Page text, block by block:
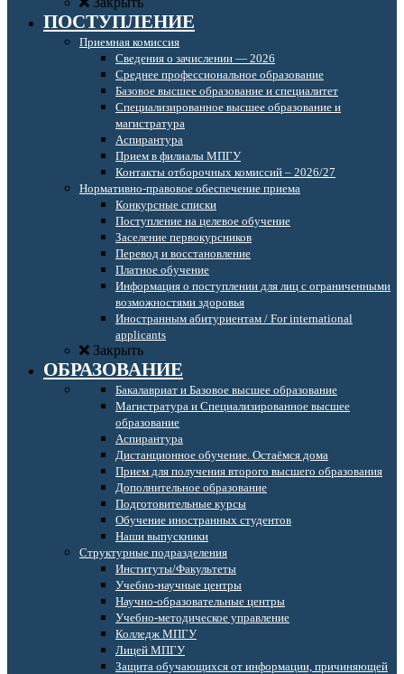
ПОСТУПЛЕНИЕ
Приемная комиссия
Сведения о зачислении — 2026
Среднее профессиональное образование
Базовое высшее образование и специалитет
Специализированное высшее образование и
магистратура
Аспирантура
Прием в филиалы МПГУ
Контакты отборочных комиссий – 2026/27
Нормативно-правовое обеспечение приема
Конкурсные списки
Поступление на целевое обучение
Заселение первокурсников
Перевод и восстановление
Платное обучение
Информация о поступлении для лиц с ограниченными
возможностями здоровья
Иностранным абитуриентам / For international
applicants
Закрыть
ОБРАЗОВАНИЕ
Бакалавриат и Базовое высшее образование
Магистратура и Специализированное высшее
образование
Аспирантура
Дистанционное обучение. Остаёмся дома
Прием для получения второго высшего образования
Дополнительное образование
Подготовительные курсы
Обучение иностранных студентов
Наши выпускники
Структурные подразделения
Институты/Факультеты
Учебно-научные центры
Научно-образовательные центры
Учебно-методическое управление
Колледж МПГУ
Лицей МПГУ
Защита обучающихся от информации, причиняющей